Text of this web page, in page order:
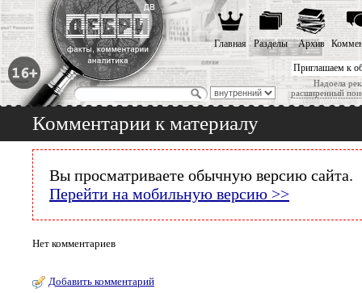
Приглашаем к
Надоела
расширенный
Главная Разделы Архив
Комментарии к материалу
Вы просматриваете обычную версию сайта.
Перейти на мобильную версию >>
Нет комментариев
Добавить комментарий